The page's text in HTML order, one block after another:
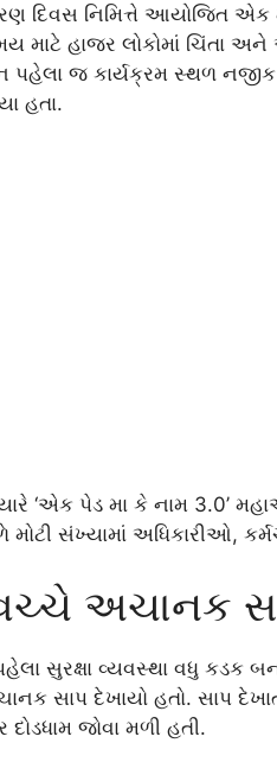
દિવસ નિમિત્તે આયોજિત
માટે હાજર લોકોમાં ચિંતા અને
જ કાર્યક્રમ સ્થળ નજીક
હતા.
‘એક પેડ મા કે નામ 3.0’
મોટી સંખ્યામાં અધિકારીઓ,
અચાનક
સુરક્ષા વ્યવસ્થા વધુ કડક
સાપ દેખાયો હતો. સાપ
જોવા મળી હતી.